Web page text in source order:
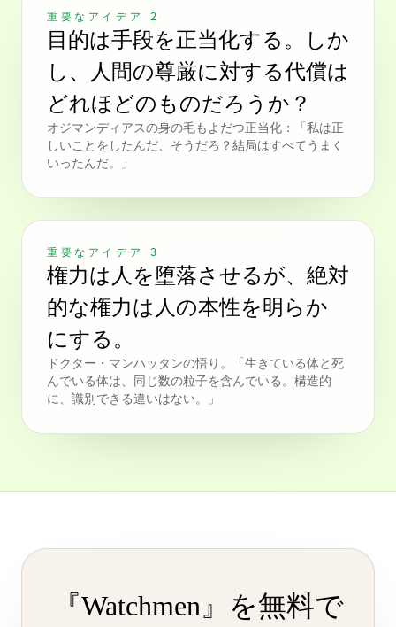
重要なアイデア 2
目的は手段を正当化する。しか
し、人間の尊厳に対する代償は
どれほどのものだろうか？
オジマンディアスの身の毛もよだつ正当化：「私は正
しいことをしたんだ、そうだろ？結局はすべてうまく
いったんだ。」
重要なアイデア 3
権力は人を堕落させるが、絶対
的な権力は人の本性を明らか
にする。
ドクター・マンハッタンの悟り。「生きている体と死
んでいる体は、同じ数の粒子を含んでいる。構造的
に、識別できる違いはない。」
『Watchmen』を無料で